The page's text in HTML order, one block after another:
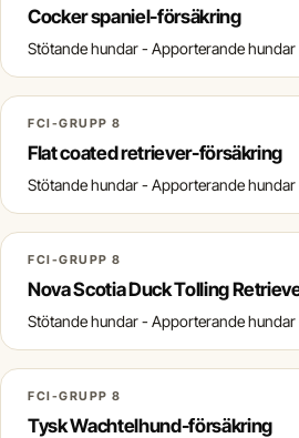
Cocker spaniel-försäkring
Stötande hundar - Apporterande
FCI-GRUPP 8
Flat coated retriever-försäkring
Stötande hundar - Apporterande
FCI-GRUPP 8
Nova Scotia Duck Tolling
Stötande hundar - Apporterande
FCI-GRUPP 8
Tysk Wachtelhund-försäkring